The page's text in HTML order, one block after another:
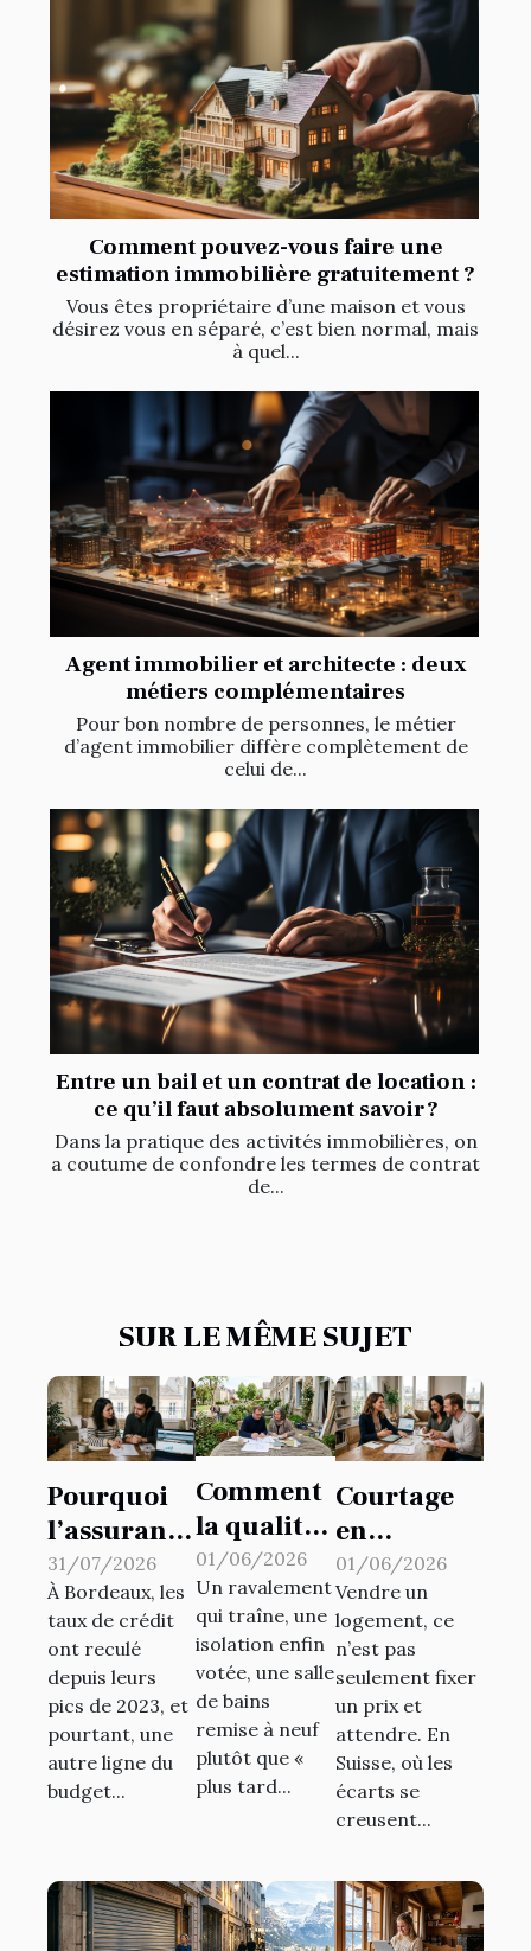
Comment pouvez-vous faire une
estimation immobilière gratuitement ?
Vous êtes propriétaire d’une maison et vous
désirez vous en séparé, c’est bien normal, mais
à quel...
Agent immobilier et architecte : deux
métiers complémentaires
Pour bon nombre de personnes, le métier
d’agent immobilier diffère complètement de
celui de...
Entre un bail et un contrat de location :
ce qu’il faut absolument savoir ?
Dans la pratique des activités immobilières, on
a coutume de confondre les termes de contrat
de...
SUR LE MÊME SUJET
Pourquoi
l’assurance
de prêt
immobilier
inquiète
autant les
primo-
accédants
bordelais ?
31/07/2026
À Bordeaux, les
taux de crédit
ont reculé
depuis leurs
pics de 2023, et
pourtant, une
autre ligne du
budget...
Comment
la qualité
d’un
quartier
façonne
les projets
de travaux
des
riverains
01/06/2026
Un ravalement
qui traîne, une
isolation enfin
votée, une salle
de bains
remise à neuf
plutôt que «
plus tard...
Courtage
en
immobilier
: la valeur
cachée
d’un
réseau lors
de la vente
01/06/2026
Vendre un
logement, ce
n’est pas
seulement fixer
un prix et
attendre. En
Suisse, où les
écarts se
creusent...